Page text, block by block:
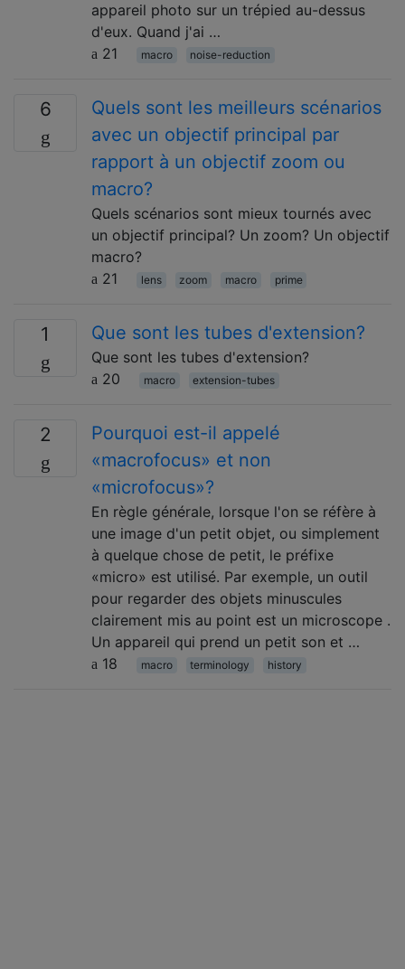
appareil photo sur un trépied au-dessus
d'eux. Quand j'ai …
21
macro noise-reduction
6
Quels sont les meilleurs scénarios
avec un objectif principal par
rapport à un objectif zoom ou
macro?
Quels scénarios sont mieux tournés avec
un objectif principal? Un zoom? Un objectif
macro?
21
lens zoom macro prime
1 Que sont les tubes d'extension?
Que sont les tubes d'extension?
20
macro extension-tubes
2
Pourquoi est-il appelé
«macrofocus» et non
«microfocus»?
En règle générale, lorsque l'on se réfère à
une image d'un petit objet, ou simplement
à quelque chose de petit, le préfixe
«micro» est utilisé. Par exemple, un outil
pour regarder des objets minuscules
clairement mis au point est un microscope .
Un appareil qui prend un petit son et …
18
macro terminology history